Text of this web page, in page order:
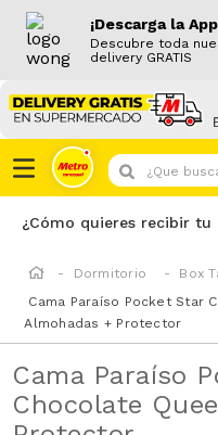
¡Descarga la
Descubre toda
delivery GRATIS
¿Que buscas
¿Cómo quieres recibir tu
Dormitorio Box
Cama Paraíso Pocket Star
Almohadas + Protector
Cama Paraíso
Chocolate